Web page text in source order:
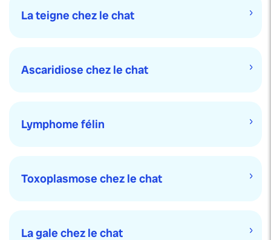
La teigne chez le chat
Ascaridiose chez le chat
Lymphome félin
Toxoplasmose chez le chat
La gale chez le chat